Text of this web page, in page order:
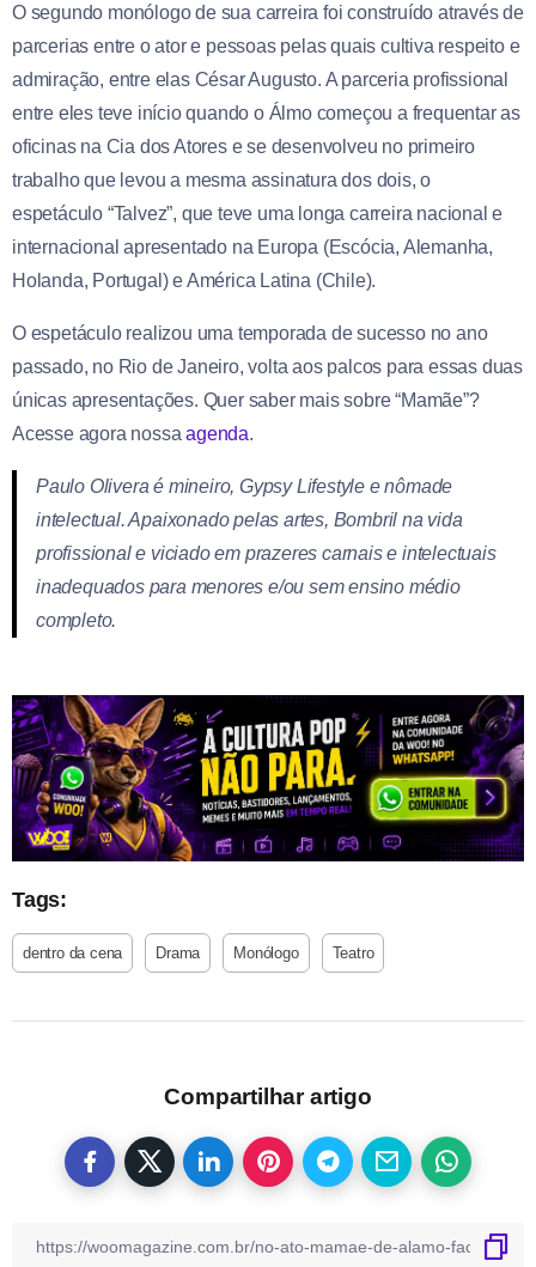
O segundo monólogo de sua carreira foi construído através de
parcerias entre o ator e pessoas pelas quais cultiva respeito e
admiração, entre elas César Augusto. A parceria profissional
entre eles teve início quando o Álmo começou a frequentar as
oficinas na Cia dos Atores e se desenvolveu no primeiro
trabalho que levou a mesma assinatura dos dois, o
espetáculo “Talvez”, que teve uma longa carreira nacional e
internacional apresentado na Europa (Escócia, Alemanha,
Holanda, Portugal) e América Latina (Chile).
O espetáculo realizou uma temporada de sucesso no ano
passado, no Rio de Janeiro, volta aos palcos para essas duas
únicas apresentações. Quer saber mais sobre “Mamãe”?
Acesse agora nossaagenda.
Paulo Olivera é mineiro, Gypsy Lifestyle e nômade
intelectual. Apaixonado pelas artes, Bombril na vida
profissional e viciado em prazeres carnais e intelectuais
inadequados para menores e/ou sem ensino médio
completo.
Tags:
dentro da cena Drama Monólogo Teatro
Compartilhar artigo